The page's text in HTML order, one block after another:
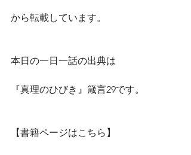
から転載しています。
本日の一日一話の出典は
『真理のひびき』箴言29です。
【書籍ページはこちら】